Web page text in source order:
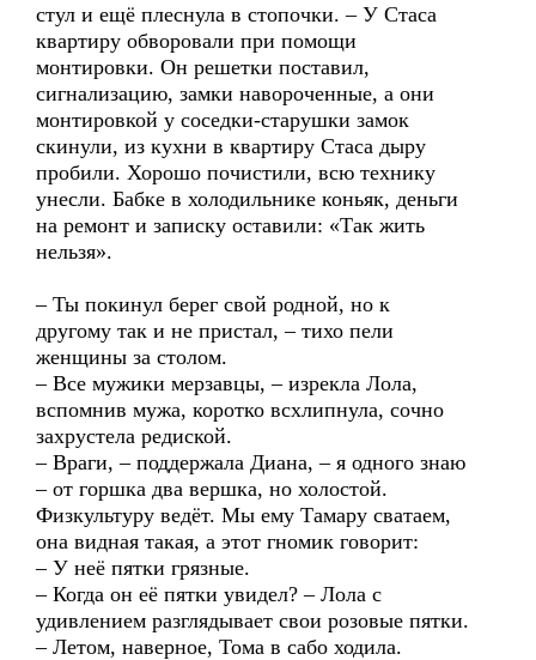
стул и ещё плеснула в стопочки. – У Стаса
квартиру обворовали при помощи
монтировки. Он решетки поставил,
сигнализацию, замки навороченные, а они
монтировкой у соседки-старушки замок
скинули, из кухни в квартиру Стаса дыру
пробили. Хорошо почистили, всю технику
унесли. Бабке в холодильнике коньяк, деньги
на ремонт и записку оставили: «Так жить
нельзя».
– Ты покинул берег свой родной, но к
другому так и не пристал, – тихо пели
женщины за столом.
– Все мужики мерзавцы, – изрекла Лола,
вспомнив мужа, коротко всхлипнула, сочно
захрустела редиской.
– Враги, – поддержала Диана, – я одного знаю
– от горшка два вершка, но холостой.
Физкультуру ведёт. Мы ему Тамару сватаем,
она видная такая, а этот гномик говорит:
– У неё пятки грязные.
– Когда он её пятки увидел? – Лола с
удивлением разглядывает свои розовые пятки.
– Летом, наверное, Тома в сабо ходила.